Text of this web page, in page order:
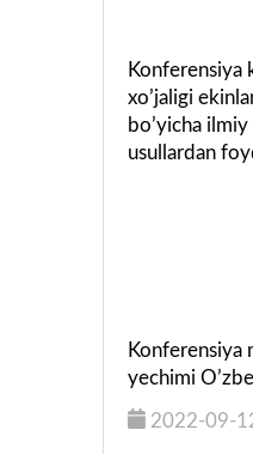
Konferensiya
xoʼjaligi
boʼyicha
usullardan
Konferensiya
yechimi
2022-09-